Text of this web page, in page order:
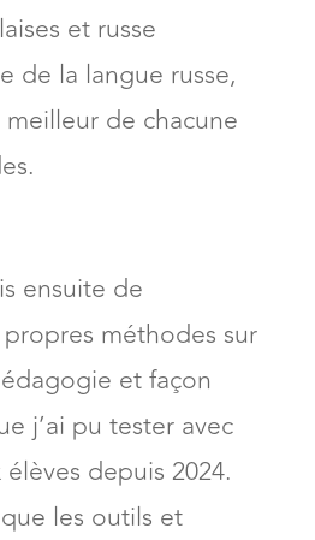
et russe
de la langue russe,
de chacune
ensuite de
méthodes sur
et façon
j’ai pu tester avec
depuis 2024.
les outils et